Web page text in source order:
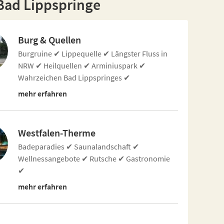
Lippspringe
Burg & Quellen
Burgruine ✔ Lippequelle ✔ Längster Fluss in
NRW ✔ Heilquellen ✔ Arminiuspark ✔
Wahrzeichen Bad Lippspringes ✔
mehr erfahren
Westfalen-Therme
Badeparadies ✔ Saunalandschaft ✔
Wellnessangebote ✔ Rutsche ✔ Gastronomie
✔
mehr erfahren